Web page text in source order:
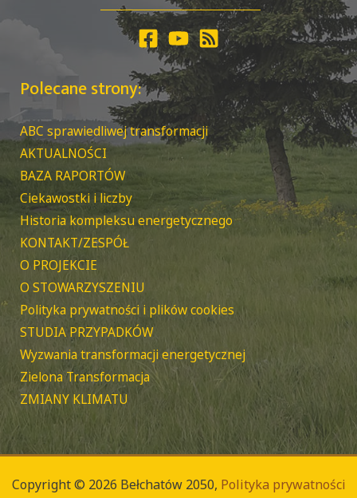
Polecane strony:
ABC sprawiedliwej transformacji
AKTUALNOŚCI
BAZA RAPORTÓW
Ciekawostki i liczby
Historia kompleksu energetycznego
KONTAKT/ZESPÓŁ
O PROJEKCIE
O STOWARZYSZENIU
Polityka prywatności i plików cookies
STUDIA PRZYPADKÓW
Wyzwania transformacji energetycznej
Zielona Transformacja
ZMIANY KLIMATU
Copyright © 2026 Bełchatów 2050, Polityka prywatności